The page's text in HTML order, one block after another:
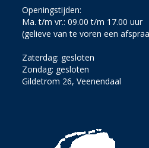
Openingstijden:
Ma. t/m vr.: 09.00 t/m 17.00 uur
(gelieve van te voren een
Zaterdag: gesloten
Zondag: gesloten
Gildetrom 26, Veenendaal